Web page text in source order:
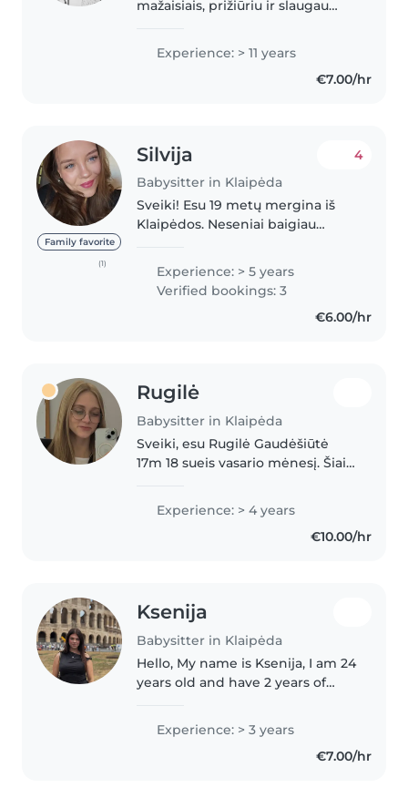
mažaisiais, prižiūriu ir slaugau
Experience: > 11 years
€7.00/hr
Family favorite
(1)
Silvija
Babysitter in Klaipėda
4
Sveiki! Esu 19 metų mergina iš
Klaipėdos. Neseniai baigiau
atsakinga, draugiška, kantri ir
labai myliu vaikus. Lengvai randu
bendrą kalbą su įvairaus..
Experience: > 5 years
Verified bookings: 3
€6.00/hr
Rugilė
Babysitter in Klaipėda
Sveiki, esu Rugilė Gaudėšiūtė
17m 18 sueis vasario mėnesį. Šiais
Balsio menų gimnazijoje. Esu
muzikantė. Turiu 2 jaunesnius
Experience: > 4 years
€10.00/hr
Ksenija
Babysitter in Klaipėda
Hello, My name is Ksenija, I am 24
years old and have 2 years of
kindergartens. I also completed
a 6-month year abroad and can
communicate well in German,
Experience: > 3 years
€7.00/hr